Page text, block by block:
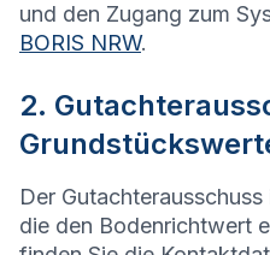
und den Zugang zum
BORIS NRW.
2.
Der
die den Bodenrichtwert